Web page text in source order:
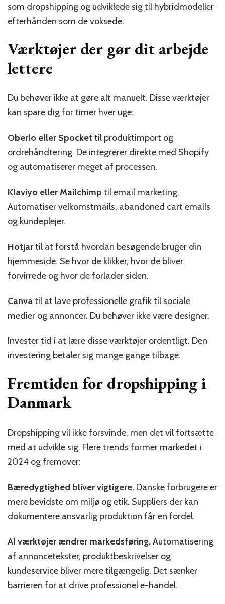
som dropshipping og udviklede sig til hybridmodeller
efterhånden som de voksede.
Værktøjer der gør dit arbejde
lettere
Du behøver ikke at gøre alt manuelt. Disse værktøjer
kan spare dig for timer hver uge:
Oberlo eller Spocket til produktimport og
ordrehåndtering. De integrerer direkte med Shopify
og automatiserer meget af processen.
Klaviyo eller Mailchimp til email marketing.
Automatiser velkomstmails, abandoned cart emails
og kundeplejer.
Hotjartil at forstå hvordan besøgende bruger din
hjemmeside. Se hvor de klikker, hvor de bliver
forvirrede og hvor de forlader siden.
Canvatil at lave professionelle grafik til sociale
medier og annoncer. Du behøver ikke være designer.
Invester tid i at lære disse værktøjer ordentligt. Den
investering betaler sig mange gange tilbage.
Fremtiden for dropshipping i
Danmark
Dropshipping vil ikke forsvinde, men det vil fortsætte
med at udvikle sig. Flere trends former markedet i
2024 og fremover:
Bæredygtighed bliver vigtigere. Danske forbrugere er
mere bevidste om miljø og etik. Suppliers der kan
dokumentere ansvarlig produktion får en fordel.
AI værktøjer ændrer markedsføring.Automatisering
af annoncetekster, produktbeskrivelser og
kundeservice bliver mere tilgængelig. Det sænker
barrieren for at drive professionel e-handel.